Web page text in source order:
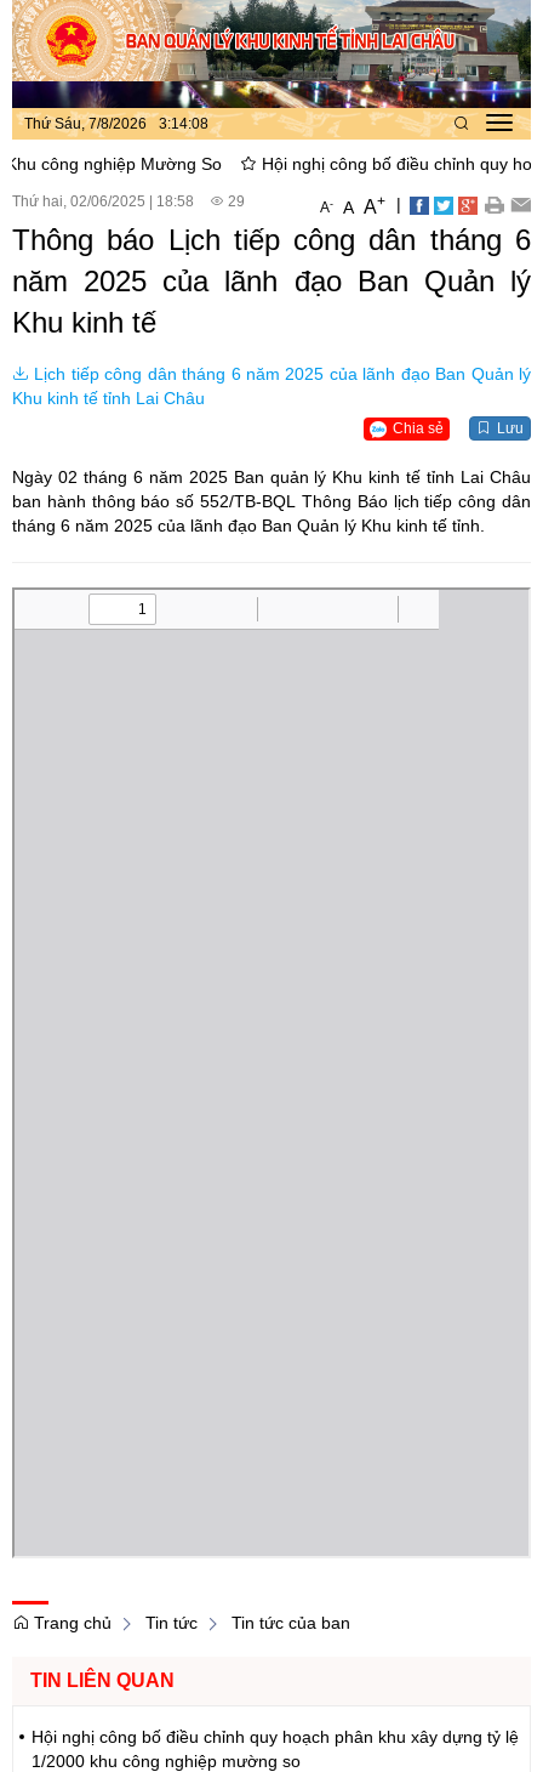
Thứ Sáu, 7/8/2026 3:14:09
nghiệp Mường So Hội nghị công bố điều chỉnh quy hoạch
Thứ hai, 02/06/2025 18:58 29 A- A A+ |
Thông báo Lịch tiếp công dân tháng 6
năm 2025 của lãnh đạo Ban Quản lý
Khu kinh tế
Lịch tiếp công dân tháng 6 năm 2025 của lãnh đạo Ban Quản lý
Khu kinh tế tỉnh Lai Châu
Chia sẻ Lưu
Ngày 02 tháng 6 năm 2025 Ban quản lý Khu kinh tế tỉnh Lai Châu
ban hành thông báo số 552/TB-BQL Thông Báo lịch tiếp công dân
tháng 6 năm 2025 của lãnh đạo Ban Quản lý Khu kinh tế tỉnh.
Trang chủ Tin tức Tin tức của ban
TIN LIÊN QUAN
Hội nghị công bố điều chỉnh quy hoạch phân khu xây dựng tỷ lệ
1/2000 khu công nghiệp mường so